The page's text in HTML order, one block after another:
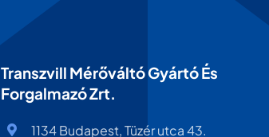
Transzvill Mérőváltó Gyártó És
Forgalmazó Zrt.
1134 Budapest, Tüzér utca 43.